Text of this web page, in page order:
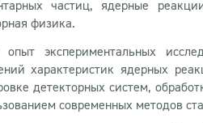
частиц, ядерные
физика.
опыт экспериментальных
характеристик ядерных
детекторных систем,
современных методов